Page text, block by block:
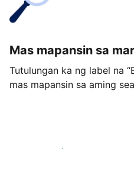
Mas mapansin sa
Tutulungan ka ng label na
mas mapansin sa aming
Magsimula ngayon